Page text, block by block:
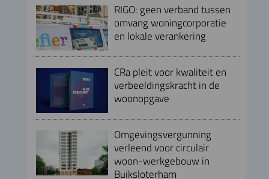
RIGO: geen verband tussen
omvang woningcorporatie
en lokale verankering
CRa pleit voor kwaliteit en
verbeeldingskracht in de
woonopgave
Omgevingsvergunning
verleend voor circulair
woon-werkgebouw in
Buiksloterham